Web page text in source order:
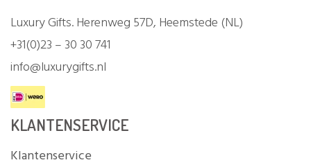
Luxury Gifts. Herenweg 57D, Heemstede (NL)
+31(0)23 – 30 30 741
info@luxurygifts.nl
KLANTENSERVICE
Klantenservice